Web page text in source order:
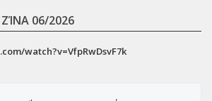
06/2026
watch?v=VfpRwDsvF7k